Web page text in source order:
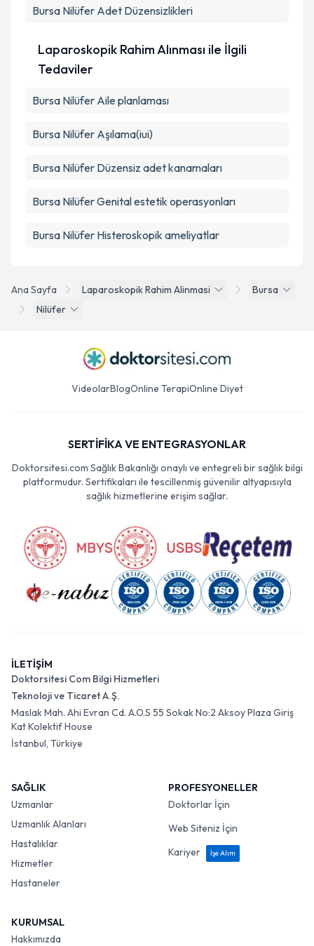
Ana Sayfa Laparoskopik Rahim Alinmasi
Bursa
Nilüfer
Bursa Nilüfer Adet Düzensizlikleri
Laparoskopik Rahim Alınması ile İlgili
Tedaviler
Bursa Nilüfer Aile planlaması
Bursa Nilüfer Aşılama(iui)
Bursa Nilüfer Düzensiz adet kanamaları
Bursa Nilüfer Genital estetik operasyonları
Bursa Nilüfer Histeroskopik ameliyatlar
VideolarBlogOnline TerapiOnline Diyet
SERTİFİKA VE ENTEGRASYONLAR
Doktorsitesi.com Sağlık Bakanlığı onaylı ve entegreli bir sağlık bilgi
platformudur. Sertifikaları ile tescillenmiş güvenilir altyapısıyla
sağlık hizmetlerine erişim sağlar.
İLETİŞİM
Doktorsitesi Com Bilgi Hizmetleri
Teknoloji ve Ticaret A.Ş.
Maslak Mah. Ahi Evran Cd. A.O.S 55 Sokak No:2 Aksoy Plaza Giriş
Kat Kolektif House
İstanbul, Türkiye
SAĞLIK
Uzmanlar
Uzmanlık Alanları
Hastalıklar
Hizmetler
Hastaneler
PROFESYONELLER
Doktorlar İçin
Web Siteniz İçin
Kariyer
İşe Alım
KURUMSAL
Hakkımızda